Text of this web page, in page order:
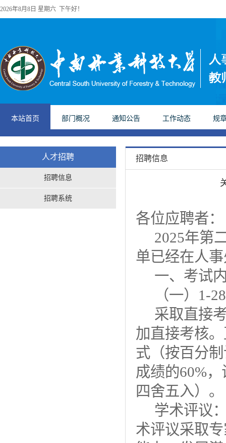
2026年8月8日 星期六 下午好！
本站首页 部门概况 通知公告 工作动态 规
人才招聘
招聘信息
招聘系统
招聘信息
各位应聘者：
2025年第
单已经在人
一、考试
（一） 1-
采取直接
加直接考核
式（按百分
成绩的60%
四舍五入）。
学术评议
术评议采取